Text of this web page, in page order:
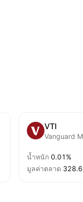
VTI
น้ำหนัก 0.01%
มูลค่าตลาด